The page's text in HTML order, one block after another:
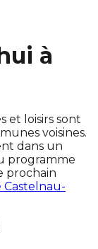
à
et loisirs sont
voisines.
dans un
programme
prochain
Castelnau-